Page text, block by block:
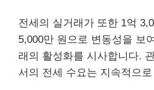
전세의 실거래가 또한 1억
5,000만 원으로 변동성을 보
래의 활성화를 시사합니다.
서의 전세 수요는 지속적으